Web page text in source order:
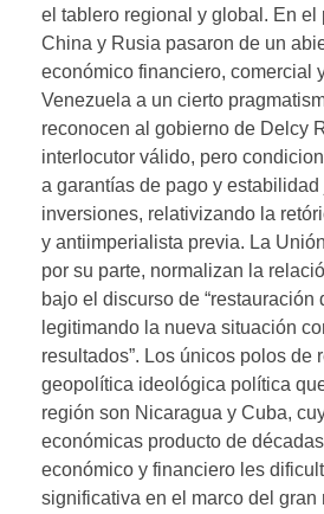
el tablero regional y global. En el
China y Rusia pasaron de un
económico financiero, comercial
Venezuela a un cierto
reconocen al gobierno de Delcy
interlocutor válido, pero
a garantías de pago y
inversiones, relativizando la
y antiimperialista previa. La
por su parte, normalizan la
bajo el discurso de “restauración
legitimando la nueva situación
resultados”. Los únicos polos de
geopolítica ideológica política
región son Nicaragua y Cuba,
económicas producto de
económico y financiero les
significativa en el marco del gran